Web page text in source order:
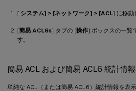
[ システム] > [ネットワーク] > [ACL] に移動
[簡易 ACL6s] タブの [操作] ボックスの一覧
す。
簡易 ACL および簡易 ACL6 統計情
単純な ACL（または簡易 ACL6）統計情報を表